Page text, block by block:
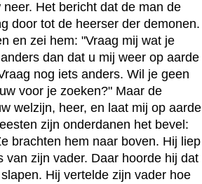
Het bericht dat de man de
door tot de heerser der demonen.
en zei hem: "Vraag mij wat je
dan dat u mij weer op aarde
nog iets anders. Wil je geen
voor je zoeken?" Maar de
welzijn, heer, en laat mij op aarde
zijn onderdanen het bevel:
brachten hem naar boven. Hij liep
van zijn vader. Daar hoorde hij dat
Hij vertelde zijn vader hoe